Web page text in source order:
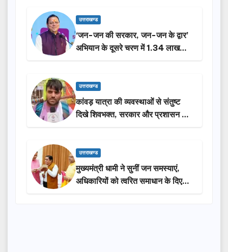
उत्तराखण्ड
‘जन-जन की सरकार, जन-जन के द्वार’
अभियान के दूसरे चरण में 1.34 लाख
लोगों की भागीदारी…
उत्तराखण्ड
कांवड़ यात्रा की व्यवस्थाओं से संतुष्ट
दिखे शिवभक्त, सरकार और प्रशासन की
सराहना…
उत्तराखण्ड
मुख्यमंत्री धामी ने सुनीं जन समस्याएं,
अधिकारियों को त्वरित समाधान के दिए
निर्देश